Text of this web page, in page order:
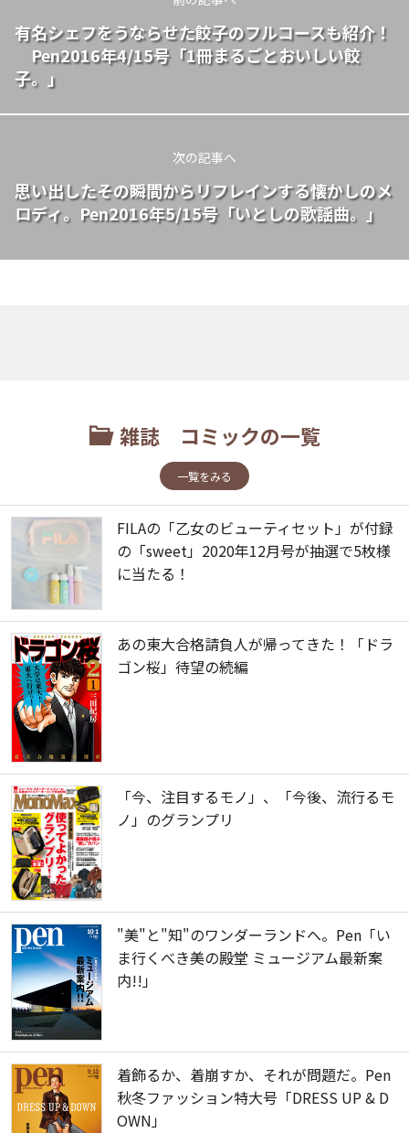
有名シェフをうならせた餃子のフルコースも紹介！
Pen2016年4/15号「1冊まるごとおいしい餃
子。」
次の記事へ
思い出したその瞬間からリフレインする懐かしのメ
ロディ。Pen2016年5/15号「いとしの歌謡曲。」
雑誌 コミックの一覧
一覧をみる
FILAの「乙女のビューティセット」が付録
の「sweet」2020年12月号が抽選で5枚様
に当たる！
あの東大合格請負人が帰ってきた！「ドラ
ゴン桜」待望の続編
「今、注目するモノ」、「今後、流行るモ
ノ」のグランプリ
"美"と"知"のワンダーランドへ。Pen「い
ま行くべき美の殿堂 ミュージアム最新案
内!!」
着飾るか、着崩すか、それが問題だ。Pen
秋冬ファッション特大号「DRESS UP & D
OWN」